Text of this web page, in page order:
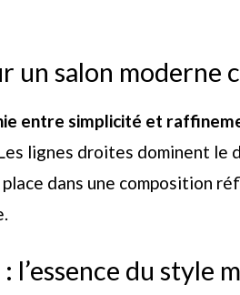
un salon moderne
entre simplicité et
lignes droites dominent le
dans une composition
l’essence du style